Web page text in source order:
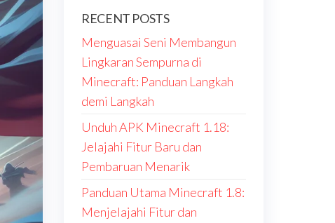
RECENT POSTS
Menguasai Seni Membangun
Lingkaran Sempurna di
Minecraft: Panduan Langkah
demi Langkah
Unduh APK Minecraft 1.18:
Jelajahi Fitur Baru dan
Pembaruan Menarik
Panduan Utama Minecraft 1.8:
Menjelajahi Fitur dan